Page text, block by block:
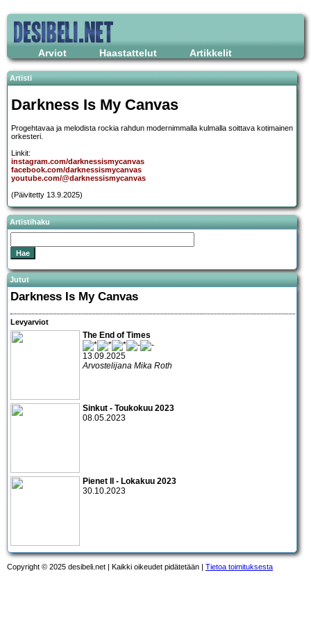
Arviot Haastattelut Artikkelit
Artisti
Darkness Is My Canvas
Progehtavaa ja melodista rockia rahdun modernimmalla kulmalla soittava kotimainen
orkesteri.
Linkit:
instagram.com/darknessismycanvas
facebook.com/darknessismycanvas
youtube.com/@darknessismycanvas
(Päivitetty 13.9.2025)
Artistihaku
Jutut
Darkness Is My Canvas
Levyarviot
The End of Times
13.09.2025
Arvostelijana Mika Roth
Sinkut - Toukokuu 2023
08.05.2023
Pienet II - Lokakuu 2023
30.10.2023
Copyright © 2025 desibeli.net | Kaikki oikeudet pidätetään | Tietoa toimituksesta